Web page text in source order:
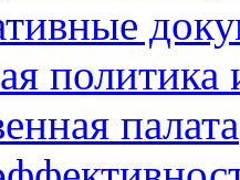
политика
палата